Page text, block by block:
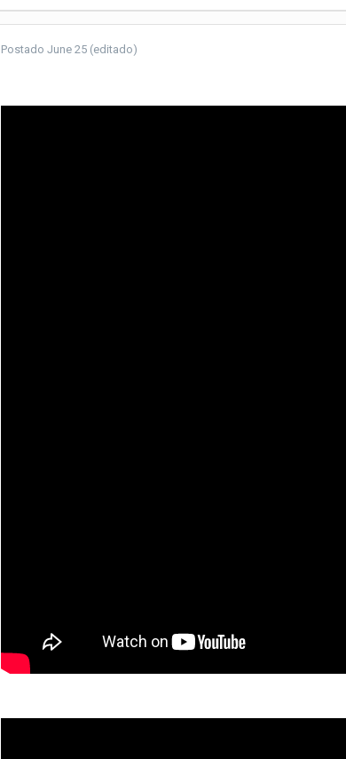
Postado June 25 (editado)